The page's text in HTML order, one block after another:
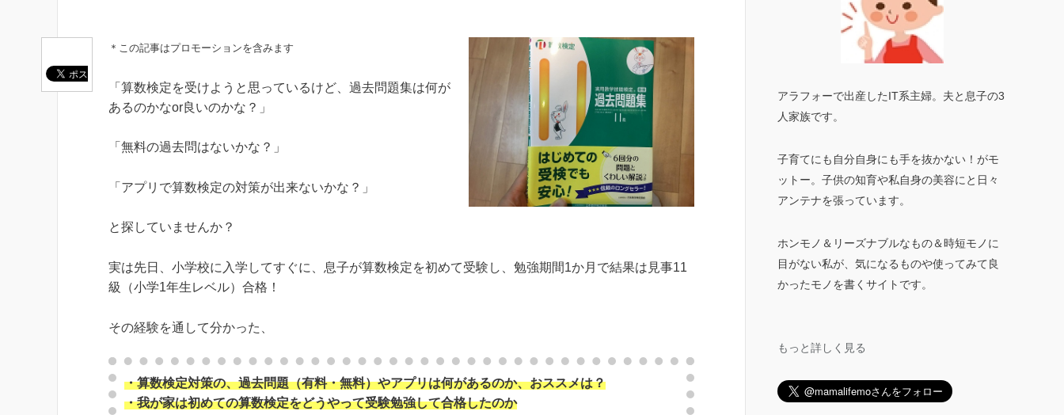
＊この記事はプロモーションを含みます
「算数検定を受けようと思っているけど、過去問題集は何が
あるのかなor良いのかな？」
「無料の過去問はないかな？」
「アプリで算数検定の対策が出来ないかな？」
と探していませんか？
実は先日、小学校に入学してすぐに、息子が算数検定を初めて受験し、勉強期間1か月で結果は見事11
級（小学1年生レベル）合格！
その経験を通して分かった、
・算数検定対策の、過去問題（有料・無料）やアプリは何があるのか、おススメは？
・我が家は初めての算数検定をどうやって受験勉強して合格したのか
アラフォーで出産したIT系主婦。夫と息子の3
人家族です。
子育てにも自分自身にも手を抜かない！がモ
ットー。子供の知育や私自身の美容にと日々
アンテナを張っています。
ホンモノ＆リーズナブルなもの＆時短モノに
目がない私が、気になるものや使ってみて良
かったモノを書くサイトです。
もっと詳しく見る